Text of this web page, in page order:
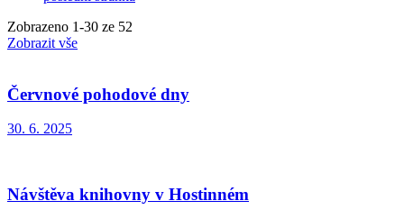
Zobrazeno 1-30 ze 52
Zobrazit vše
Červnové pohodové dny
30. 6. 2025
Návštěva knihovny v Hostinném